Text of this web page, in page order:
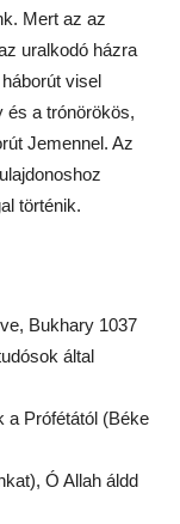
Mert az az
uralkodó házra
visel
és a trónörökös,
Jemennel. Az
történik.
Bukhary 1037
által
a Prófétától (Béke
Ó Allah áldd